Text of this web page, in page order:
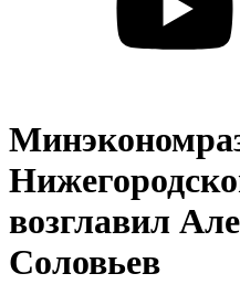
возглавил
Соловьев